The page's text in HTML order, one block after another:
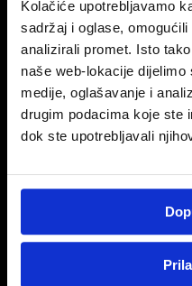
Kolačiće upotrebljavamo
sadržaj i oglase,
analizirali promet. Isto
naše web-lokacije
medije, oglašavanje i
drugim podacima koje ste
dok ste upotrebljavali
PEUGEOT
ZUPČASTOG
Budite pažljivi kako bi
koji se može izbjeći.